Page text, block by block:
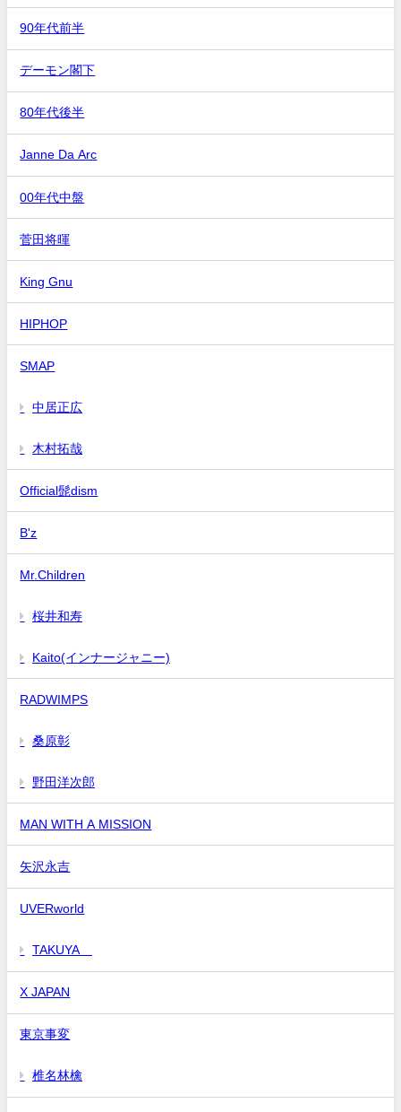
90年代前半
デーモン閣下
80年代後半
Janne Da Arc
00年代中盤
菅田将暉
King Gnu
HIPHOP
SMAP
中居正広
木村拓哉
Official髭dism
B'z
Mr.Children
桜井和寿
Kaito(インナージャニー)
RADWIMPS
桑原彰
野田洋次郎
MAN WITH A MISSION
矢沢永吉
UVERworld
TAKUYA∞
X JAPAN
東京事変
椎名林檎